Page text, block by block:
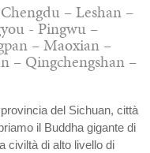
Chengdu – Leshan –
- Pingwu –
– Maoxian –
– Qingchengshan –
del Sichuan, città
il Buddha gigante di
civiltà di alto livello di